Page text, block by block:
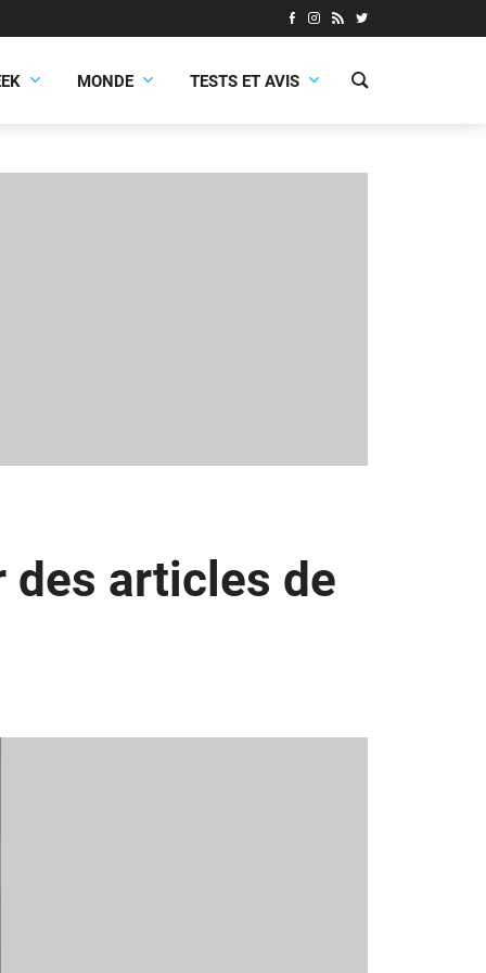
MONDE TESTS ET AVIS
des articles de